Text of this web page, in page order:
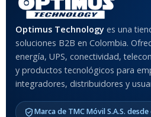
Optimus Technology es una
soluciones B2B en Colombia.
energía, UPS, conectividad,
y productos tecnológicos para
integradores, distribuidores y
Marca de TMC Móvil S.A.S. desde